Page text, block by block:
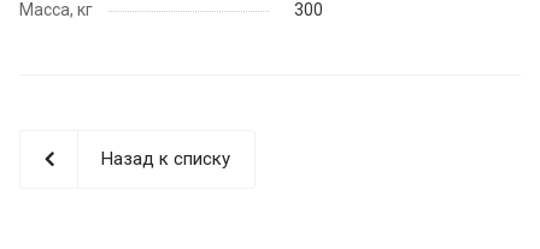
Масса, кг 300
Назад к списку